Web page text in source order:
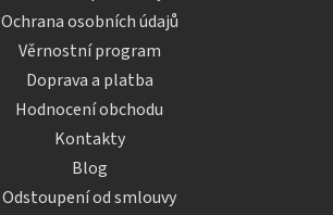
Ochrana osobních údajů
Věrnostní program
Doprava a platba
Hodnocení obchodu
Kontakty
Blog
Odstoupení od smlouvy